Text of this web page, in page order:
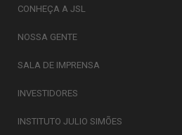
CONHEÇA A JSL
NOSSA GENTE
SALA DE IMPRENSA
INVESTIDORES
INSTITUTO JULIO SIMÕES